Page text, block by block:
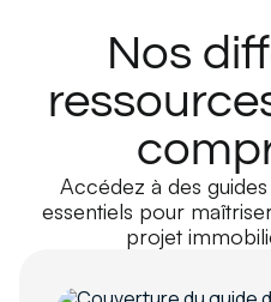
Nos
Accédez à des
essentiels pour
projet